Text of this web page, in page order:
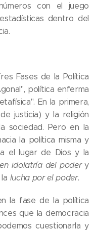
con el juego
dentro del
Fases de la Política
política enferma
En la primera,
justicia) y la religión
sociedad. Pero en la
la política misma y
el lugar de Dios y la
idolatría del podery
lucha por el poder.
la fase de la política
que la democracia
cuestionarla y